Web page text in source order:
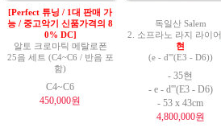
[Perfect 튜닝 / 1대 판매 가
능 / 중고악기 신품가격의 8
0% DC]
알토 크로마틱 메탈로폰
25음 세트 (C4~C6 / 반음 포
함)
C4~C6
450,000원
독일산 Salem
2. 소프라노 라지 라이어
현
(e - d'''(E3 - D6))
- 35현
- e - d'''(E3 - D6)
- 53 x 43cm
4,800,000원